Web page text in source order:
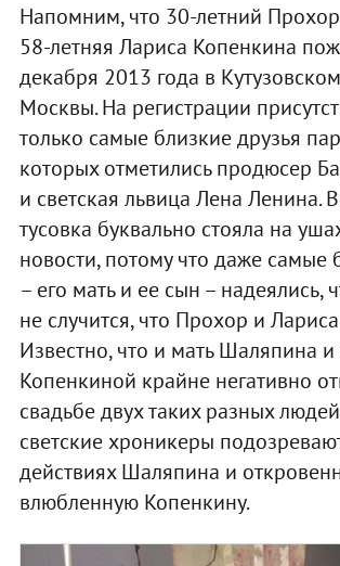
Напомним, что 30-летний
58-летняя Лариса Копенкина
декабря 2013 года в
Москвы. На регистрации
только самые близкие друзья
которых отметились продюсер
и светская львица Лена Ленина.
тусовка буквально стояла на
новости, потому что даже самые
– его мать и ее сын – надеялись,
не случится, что Прохор и
Известно, что и мать Шаляпина
Копенкиной крайне негативно
свадьбе двух таких разных
светские хроникеры
действиях Шаляпина и
влюбленную Копенкину.